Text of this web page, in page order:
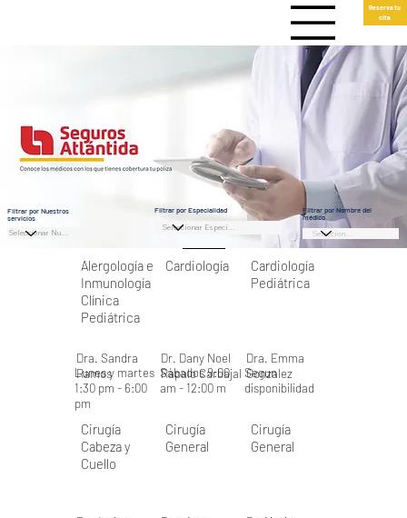
Reserva tu
cita
Filtrar por Nuestros
servicios
Filtrar por Especialidad
Filtrar por Nombre del
médico
Alergología e
Inmunología
Clínica
Pediátrica
Lunes y martes
1:30 pm - 6:00
pm
Dra. Sandra
Ramos
Cardiología
Sábados 9:00
am - 12:00 m
Dr. Dany Noel
Rapalo Carbajal
Cardiología
Pediátrica
Segun
disponibilidad
Dra. Emma
Gonzalez
Cirugía
Cabeza y
Cuello
Cirugía
General
Cirugía
General